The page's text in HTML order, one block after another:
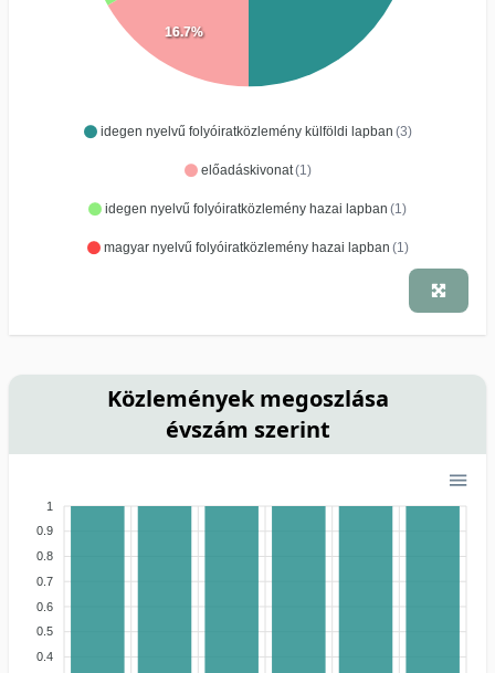
idegen nyelvű folyóiratközlemény külföldi lapban (3)
előadáskivonat(1)
idegen nyelvű folyóiratközlemény hazai lapban (1)
magyar nyelvű folyóiratközlemény hazai lapban (1)
16.7%
Közlemények megoszlása
évszám szerint
1
0.9
0.8
0.7
0.6
0.5
0.4